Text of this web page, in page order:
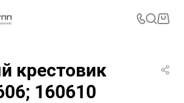
крестовик
160610